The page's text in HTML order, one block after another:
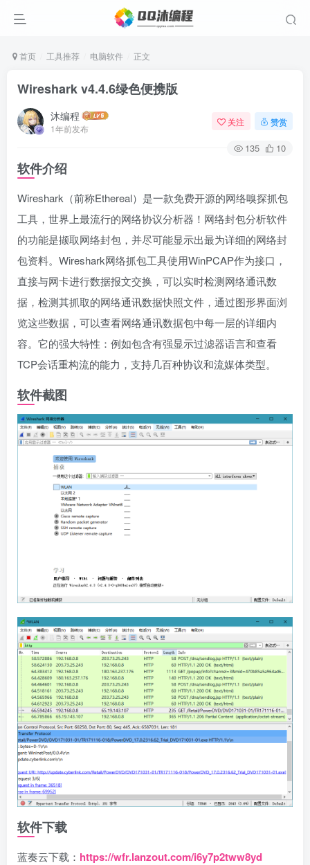
首页 工具推荐 电脑软件 正文
Wireshark v4.4.6绿色便携版
沐编程
1年前发布
关注 赞赏
135 10
软件介绍
Wireshark（前称Ethereal）是一款免费开源的网络嗅探抓包
工具，世界上最流行的网络协议分析器！网络封包分析软件
的功能是撷取网络封包，并尽可能显示出最为详细的网络封
包资料。Wireshark网络抓包工具使用WinPCAP作为接口，
直接与网卡进行数据报文交换，可以实时检测网络通讯数
据，检测其抓取的网络通讯数据快照文件，通过图形界面浏
览这些数据，可以查看网络通讯数据包中每一层的详细内
容。它的强大特性：例如包含有强显示过滤器语言和查看
TCP会话重构流的能力，支持几百种协议和流媒体类型。
软件截图
软件下载
蓝奏云下载： https://wfr.lanzout.com/i6y7p2tww8yd